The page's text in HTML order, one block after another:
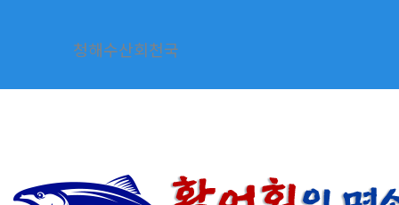
로
기
청해수산회천국